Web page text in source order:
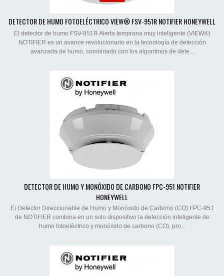
DETECTOR DE HUMO FOTOELÉCTRICO VIEW® FSV-951R NOTIFIER HONEYWELL
El detector de humo FSV-951R Alerta temprana muy inteligente (VIEW®)
NOTIFIER es un avance revolucionario en la tecnología de detección
avanzada de humo, combinado con los algoritmos de dete...
DETECTOR DE HUMO Y MONÓXIDO DE CARBONO FPC-951 NOTIFIER
HONEYWELL
El Detector Direccionable de Humo y Monóxido de Carbono (CO) FPC-951
de NOTIFIER combina en un solo dispositivo la detección inteligente de
humo fotoeléctrico y monóxido de carbono (CO), pro...